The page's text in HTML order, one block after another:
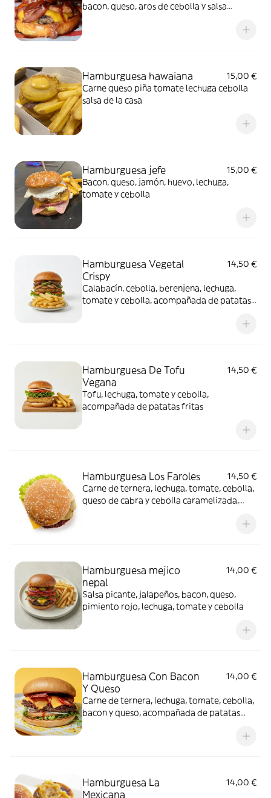
bacon, queso, aros de cebolla y salsa
Hamburguesa hawaiana
15,00 €
Carne queso piña tomate lechuga cebolla
salsa de la casa
Hamburguesa jefe
15,00 €
Bacon, queso, jamón, huevo, lechuga,
tomate y cebolla
Hamburguesa Vegetal
Crispy
14,50 €
Calabacín, cebolla, berenjena, lechuga,
tomate y cebolla, acompañada de patatas
Hamburguesa De Tofu
Vegana
14,50 €
Tofu, lechuga, tomate y cebolla,
acompañada de patatas fritas
Hamburguesa Los Faroles
14,50 €
Carne de ternera, lechuga, tomate, cebolla,
queso de cabra y cebolla caramelizada,
Hamburguesa mejico
nepal
14,00 €
Salsa picante, jalapeños, bacon, queso,
pimiento rojo, lechuga, tomate y cebolla
Hamburguesa Con Bacon
Y Queso
14,00 €
Carne de ternera, lechuga, tomate, cebolla,
bacon y queso, acompañada de patatas
Hamburguesa La
Mexicana
14,00 €